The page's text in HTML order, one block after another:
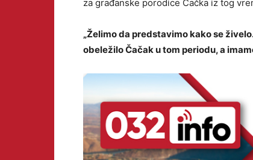
za građanske porodice Čačka iz tog
„Želimo da predstavimo kako se
obeležilo Čačak u tom periodu, a